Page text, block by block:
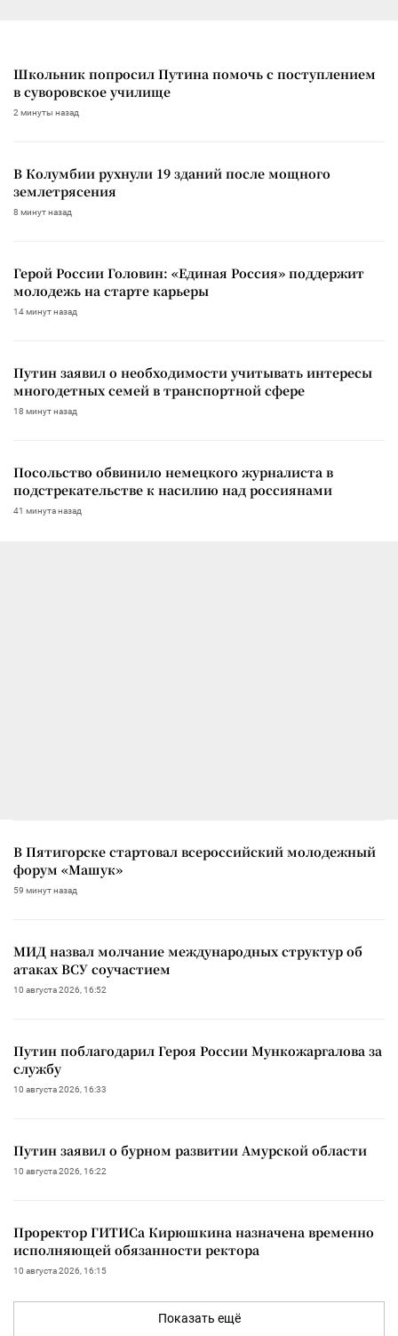
Школьник попросил Путина помочь с поступлением
в суворовское училище
2 минуты назад
В Колумбии рухнули 19 зданий после мощного
землетрясения
8 минут назад
Герой России Головин: «Единая Россия» поддержит
молодежь на старте карьеры
14 минут назад
Путин заявил о необходимости учитывать интересы
многодетных семей в транспортной сфере
18 минут назад
Посольство обвинило немецкого журналиста в
подстрекательстве к насилию над россиянами
41 минута назад
В Пятигорске стартовал всероссийский молодежный
форум «Машук»
59 минут назад
МИД назвал молчание международных структур об
атаках ВСУ соучастием
10 августа 2026, 16:52
Путин поблагодарил Героя России Мункожаргалова за
службу
10 августа 2026, 16:33
Путин заявил о бурном развитии Амурской области
10 августа 2026, 16:22
Проректор ГИТИСа Кирюшкина назначена временно
исполняющей обязанности ректора
10 августа 2026, 16:15
Показать ещё